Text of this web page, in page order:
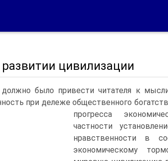
цивилизации
было привести читателя к
при дележе общественного
прогресса
частности
нравственности в
экономическому